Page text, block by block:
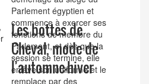
Parlement égyptien et
commence à exercer ses
fonctions de membre du
Parlement, et dès que la
session se termine, elle
enlève son uniforme et le
remplace par des
Les bottes de
Cheval, mode de
l’automne-hiver